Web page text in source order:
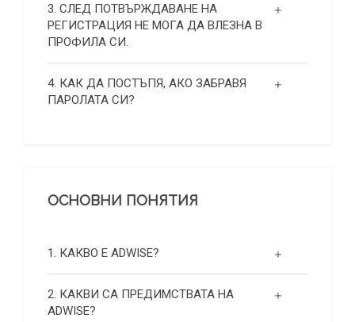
3. СЛЕД ПОТВЪРЖДАВАНЕ НА
РЕГИСТРАЦИЯ НЕ МОГА ДА ВЛЕЗНА В
ПРОФИЛА СИ.
4. КАК ДА ПОСТЪПЯ, АКО ЗАБРАВЯ
ПАРОЛАТА СИ?
ОСНОВНИ ПОНЯТИЯ
1. КАКВО Е ADWISE?
2. КАКВИ СА ПРЕДИМСТВАТА НА
ADWISE?